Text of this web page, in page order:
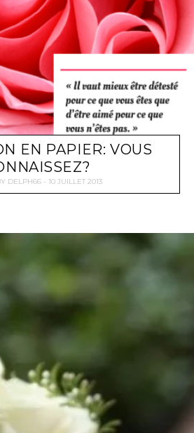
EN PAPIER: VOUS
DELPH66 10 JUILLET 2013